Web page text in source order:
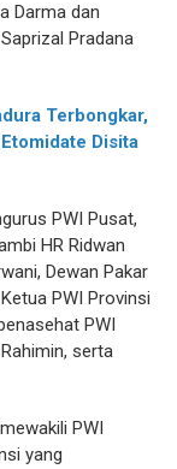
Darma dan
Pradana
Terbongkar,
Disita
PWI Pusat,
HR Ridwan
Dewan Pakar
PWI Provinsi
PWI
serta
PWI
yang